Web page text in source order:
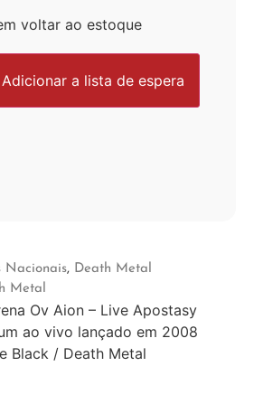
voltar ao estoque
Nacionais, Death Metal
Metal
Ov Aion – Live Apostasy
ao vivo lançado em 2008
Black / Death Metal